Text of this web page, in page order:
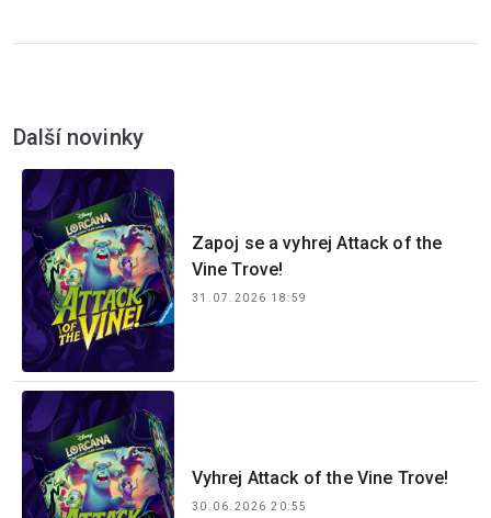
Další novinky
Zapoj se a vyhrej Attack of the
Vine Trove!
31.07.2026 18:59
Vyhrej Attack of the Vine Trove!
30.06.2026 20:55